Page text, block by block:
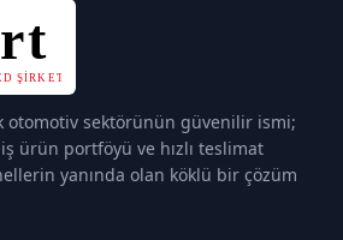
otomotiv sektörünün güvenilir ismi;
ürün portföyü ve hızlı teslimat
yanında olan köklü bir çözüm